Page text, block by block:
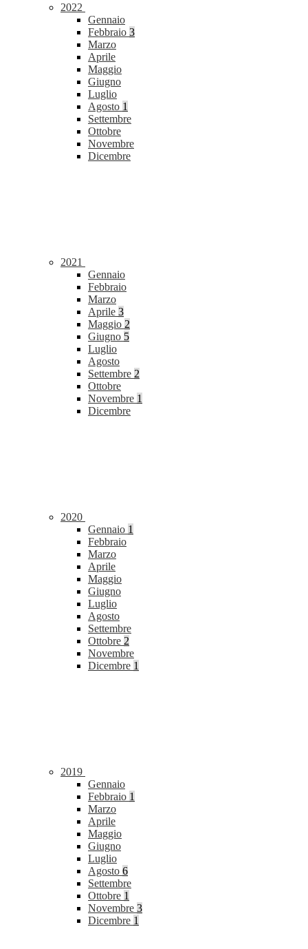
2022
Gennaio
Febbraio 3
Marzo
Aprile
Maggio
Giugno
Luglio
Agosto 1
Settembre
Ottobre
Novembre
Dicembre
2021
Gennaio
Febbraio
Marzo
Aprile 3
Maggio 2
Giugno 5
Luglio
Agosto
Settembre 2
Ottobre
Novembre 1
Dicembre
2020
Gennaio 1
Febbraio
Marzo
Aprile
Maggio
Giugno
Luglio
Agosto
Settembre
Ottobre 2
Novembre
Dicembre 1
2019
Gennaio
Febbraio 1
Marzo
Aprile
Maggio
Giugno
Luglio
Agosto 6
Settembre
Ottobre 1
Novembre 3
Dicembre 1